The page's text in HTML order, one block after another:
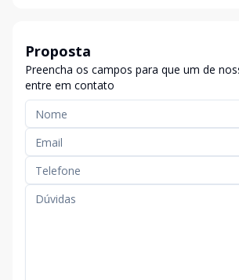
Proposta
Preencha os campos para que um de
entre em contato